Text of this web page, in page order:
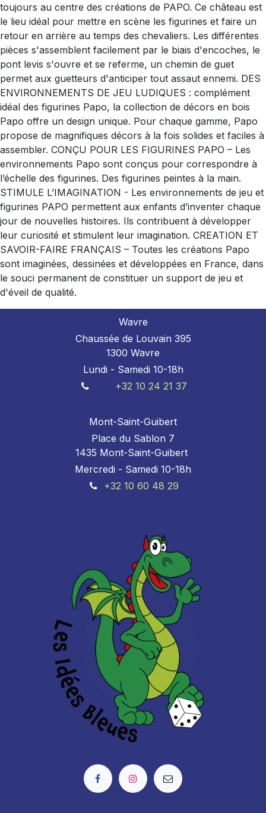
toujours au centre des créations de PAPO. Ce château est
le lieu idéal pour mettre en scène les figurines et faire un
retour en arrière au temps des chevaliers. Les différentes
pièces s'assemblent facilement par le biais d'encoches, le
pont levis s'ouvre et se referme, un chemin de guet
permet aux guetteurs d'anticiper tout assaut ennemi. DES
ENVIRONNEMENTS DE JEU LUDIQUES : complément
idéal des figurines Papo, la collection de décors en bois
Papo offre un design unique. Pour chaque gamme, Papo
propose de magnifiques décors à la fois solides et faciles à
assembler. CONÇU POUR LES FIGURINES PAPO – Les
environnements Papo sont conçus pour correspondre à
l’échelle des figurines. Des figurines peintes à la main.
STIMULE L’IMAGINATION - Les environnements de jeu et
figurines PAPO permettent aux enfants d’inventer chaque
jour de nouvelles histoires. Ils contribuent à développer
leur curiosité et stimulent leur imagination. CREATION ET
SAVOIR-FAIRE FRANÇAIS – Toutes les créations Papo
sont imaginées, dessinées et développées en France, dans
le souci permanent de constituer un support de jeu et
d'éveil de qualité.
Wavre
Chaussée de Louvain 395
1300 Wavre
Lundi - Samedi 10-18h
+32 10 24 21 37
Mont-Saint-Guibert
Place du Sablon 7
1435 Mont-Saint-Guibert
Mercredi - Samedi 10-18h
+32 10 60 48 29